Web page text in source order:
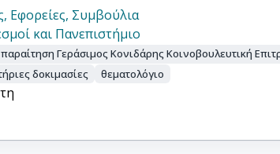
Εφορείες, Συμβούλια
και Πανεπιστήμιο
παραίτηση Γεράσιμος Κονιδάρης Κοινοβουλευτική
δοκιμασίες
θεματολόγιο